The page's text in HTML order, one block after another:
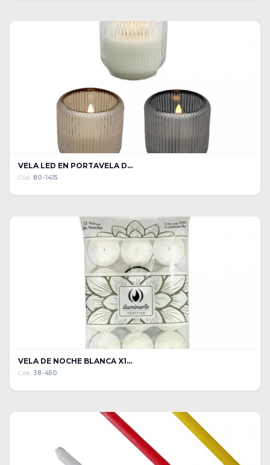
VELA LED EN PORTAVELA D...
Cód: 80-1415
VELA DE NOCHE BLANCA X1...
Cód: 38-450